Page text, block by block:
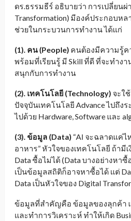
ดร.ธรรมธีร์ อธิบายว่า การเปลี่ยน
Transformation) มีองค์ประกอบห
ช่วยในกระบวนการทำงาน ได้แก่
(1). คน (People) คนต้องมีความรู้ค
พร้อมที่เรียนรู้ มี Skill ที่ดี ที่จะทำง
สนุกกับการทำงาน
(2). เทคโนโลยี (Technology) จะใ
ปัจจุบันเทคโนโลยี Advance ไปถึง
ไปด้วย Hardware, Software และ
(3). ข้อมูล (Data) “AI จะฉลาดแค่
อาหาร” หัวใจของเทคโนโลยี ถ้ามี
Data ซื้อไม่ได้ (Data บางอย่างหาซื้
เป็นข้อมูลสถิติก็อาจหาซื้อได้ แต่
Data เป็นหัวใจของ Digital
ข้อมูลที่สำคัญคือ ข้อมูลของลุกค้า
และทำการวิเคราะห์ ทำให้เกิด